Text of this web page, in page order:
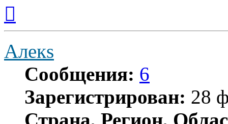
началу
Алекs
Сообщения: 6
Зарегистрирован: 28